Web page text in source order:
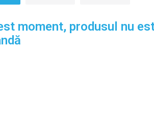
moment, produsul nu